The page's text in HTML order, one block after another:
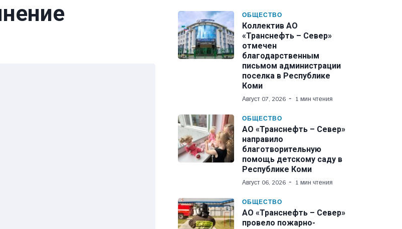
ОБЩЕСТВО
Коллектив АО
«Транснефть – Север»
отмечен
благодарственным
письмом администрации
поселка в Республике
Коми
Август 07, 2026 1 мин чтения
ОБЩЕСТВО
АО «Транснефть – Север»
направило
благотворительную
помощь детскому саду в
Республике Коми
Август 06, 2026 1 мин чтения
ОБЩЕСТВО
АО «Транснефть – Север»
провело пожарно-